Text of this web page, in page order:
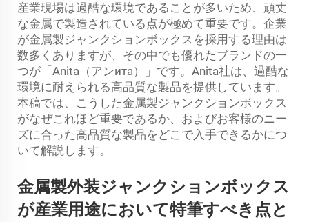
産業現場は過酷な環境であることが多いため、頑丈
な金属で製造されている点が極めて重要です。企業
が金属製ジャンクションボックスを採用する理由は
数多くありますが、その中でも優れたブランドの一
つが「Anita（アンита）」です。Anita社は、過酷な
環境に耐えられる高品質な製品を提供しています。
本稿では、こうした金属製ジャンクションボックス
がなぜこれほど重要であるか、およびお客様のニー
ズに合った高品質な製品をどこで入手できるかにつ
いて解説します。
金属製外装ジャンクションボックス
が産業用途において特筆すべき点と